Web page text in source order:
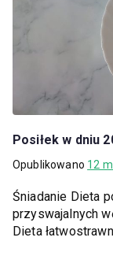
Posiłek w dniu
Opublikowano 12
Śniadanie Dieta
przyswajalnych
Dieta